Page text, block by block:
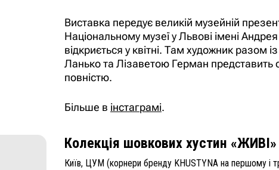
Виставка передує великій музейній
Національному музеї у Львові імені
відкриється у квітні. Там художник разом
Ланько та Лізаветою Герман представить
повністю.
Більше в інстаграмі.
Колекція шовкових хустин «ЖИВІ»
Київ, ЦУМ (корнери бренду KHUSTYNA на першому і